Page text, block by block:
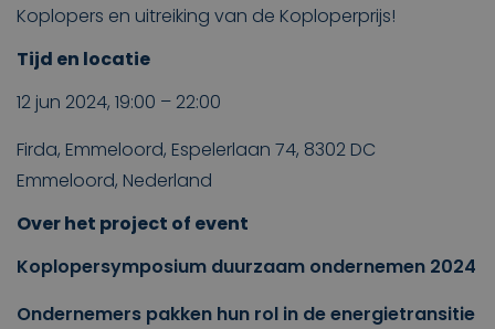
Koplopers en uitreiking van de Koploperprijs!
Tijd en locatie
12 jun 2024, 19:00 – 22:00
Firda, Emmeloord, Espelerlaan 74, 8302 DC
Emmeloord, Nederland
Over het project of event
Koplopersymposium duurzaam ondernemen 2024
Ondernemers pakken hun rol in de energietransitie